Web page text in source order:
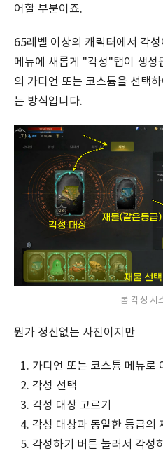
어할 부분이죠.
65레벨 이상의 캐릭터에서 각
메뉴에 새롭게 "각성"탭이 생성
의 가디언 또는 코스튬을 선택
는 방식입니다.
롬 각성 시
뭔가 정신없는 사진이지만
가디언 또는 코스튬 메뉴로
각성 선택
각성 대상 고르기
각성 대상과 동일한 등급의
각성하기 버튼 눌러서 각성